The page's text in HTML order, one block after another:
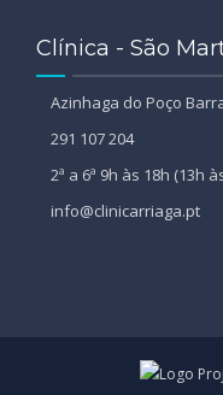
Clínica - São
Azinhaga do Poço
291 107 204
2ª a 6ª 9h às 18h (13h
info@clinicarriaga.pt